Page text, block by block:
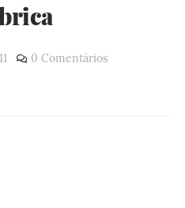
0 Comentários